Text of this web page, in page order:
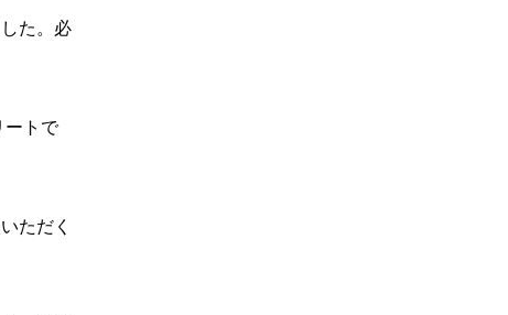
た。必
ートで
ただく